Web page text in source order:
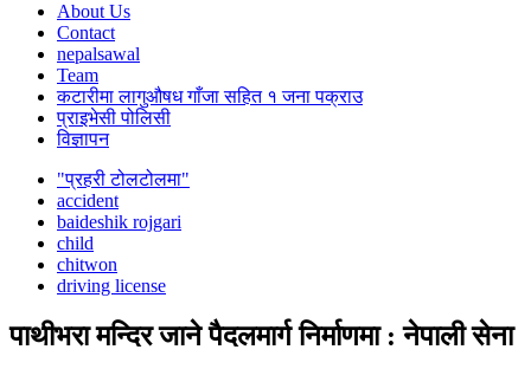
About Us
Contact
nepalsawal
Team
कटारीमा लागुऔषध गाँजा सहित १ जना पक्राउ
प्राइभेसी पोलिसी
विज्ञापन
"प्रहरी टोलटोलमा"
accident
baideshik rojgari
child
chitwon
driving license
पाथीभरा मन्दिर जाने पैदलमार्ग निर्माणमा : नेपाली सेना